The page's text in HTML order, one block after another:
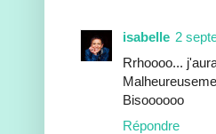
isabelle 2
Rrhoooo...
Bisoooooo
Répondre